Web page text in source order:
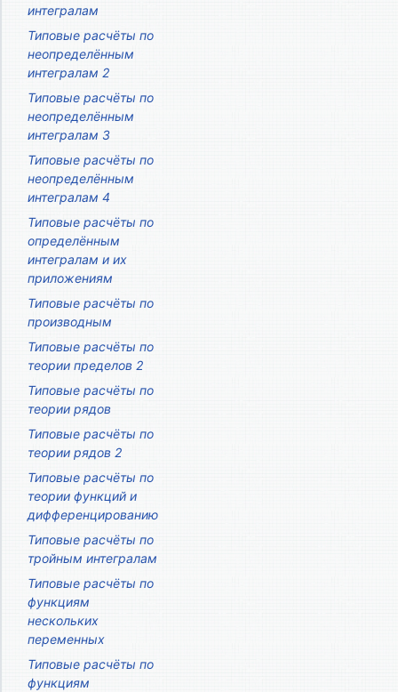
интегралам
Типовые расчёты по
неопределённым
интегралам 2
Типовые расчёты по
неопределённым
интегралам 3
Типовые расчёты по
неопределённым
интегралам 4
Типовые расчёты по
определённым
интегралам и их
приложениям
Типовые расчёты по
производным
Типовые расчёты по
теории пределов 2
Типовые расчёты по
теории рядов
Типовые расчёты по
теории рядов 2
Типовые расчёты по
теории функций и
дифференцированию
Типовые расчёты по
тройным интегралам
Типовые расчёты по
функциям
нескольких
переменных
Типовые расчёты по
функциям